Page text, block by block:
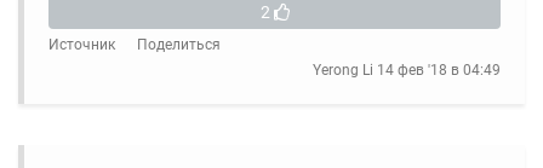
2
Источник
Поделиться
Yerong Li 14 фев '18 в 04:49